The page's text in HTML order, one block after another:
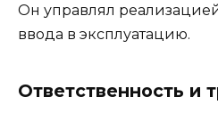
Он управлял
ввода в эксплуатацию.
Ответственность и